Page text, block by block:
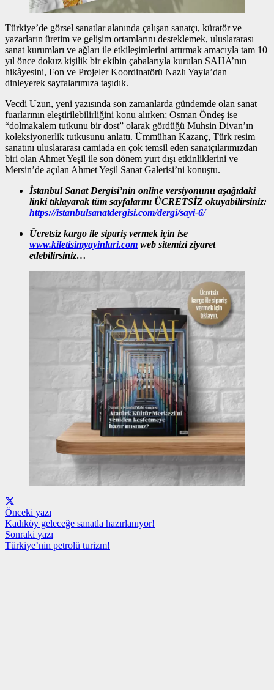
Türkiye’de görsel sanatlar alanında çalışan sanatçı, küratör ve
yazarların üretim ve gelişim ortamlarını desteklemek, uluslararası
sanat kurumları ve ağları ile etkileşimlerini artırmak amacıyla tam 10
yıl önce dokuz kişilik bir ekibin çabalarıyla kurulan SAHA’nın
hikâyesini, Fon ve Projeler Koordinatörü Nazlı Yayla’dan
dinleyerek sayfalarımıza taşıdık.
Vecdi Uzun, yeni yazısında son zamanlarda gündemde olan sanat
fuarlarının eleştirilebilirliğini konu alırken; Osman Öndeş ise
“dolmakalem tutkunu bir dost” olarak gördüğü Muhsin Divan’ın
koleksiyonerlik tutkusunu anlattı. Ümmühan Kazanç, Türk resim
sanatını uluslararası camiada en çok temsil eden sanatçılarımızdan
biri olan Ahmet Yeşil ile son dönem yurt dışı etkinliklerini ve
Mersin’de açılan Ahmet Yeşil Sanat Galerisi’ni konuştu.
İstanbul Sanat Dergisi’nin online versiyonunu aşağıdaki
linki tıklayarak tüm sayfalarını ÜCRETSİZ okuyabilirsiniz:
https://istanbulsanatdergisi.com/dergi/sayi-6/
Ücretsiz kargo ile sipariş vermek için ise
www.kiletisimyayinlari.com web sitemizi ziyaret
edebilirsiniz…
Önceki yazı
Kadıköy geleceğe sanatla hazırlanıyor!
Sonraki yazı
Türkiye’nin petrolü turizm!